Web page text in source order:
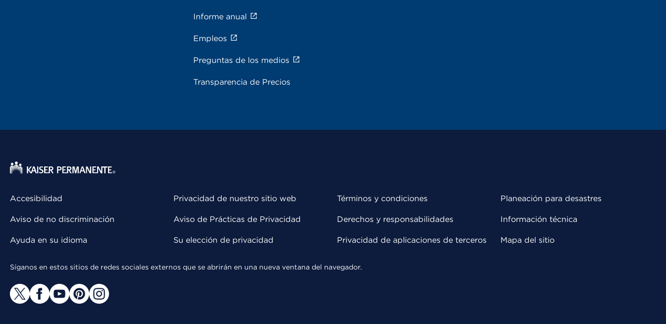
Informe anual
Empleos
Preguntas de los medios
Transparencia de Precios
Accesibilidad
Aviso de no discriminación
Ayuda en su idioma
Privacidad de nuestro sitio web
Aviso de Prácticas de Privacidad
Su elección de privacidad
Términos y condiciones
Derechos y responsabilidades
Privacidad de aplicaciones de terceros
Planeación para desastres
Información técnica
Mapa del sitio
Síganos en estos sitios de redes sociales externos que se abrirán en una nueva ventana del navegador.